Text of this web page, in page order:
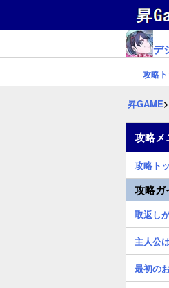
デ
攻略
昇GAME
攻略メ
攻略ト
攻略ガ
取返し
主人公
最初の